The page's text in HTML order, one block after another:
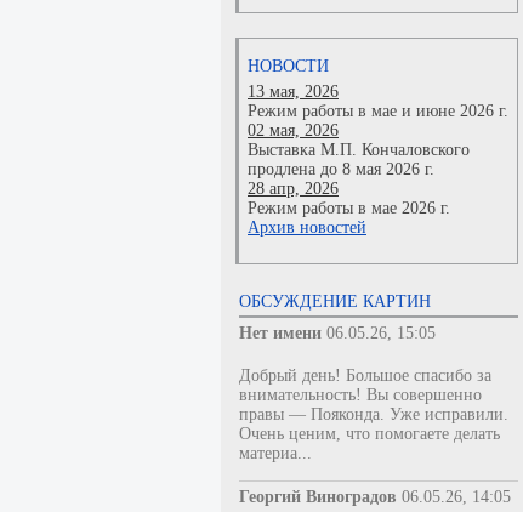
НОВОСТИ
13 мая, 2026
Режим работы в мае и июне 2026 г.
02 мая, 2026
Выставка М.П. Кончаловского
продлена до 8 мая 2026 г.
28 апр, 2026
Режим работы в мае 2026 г.
Архив новостей
ОБСУЖДЕНИЕ КАРТИН
Нет имени 06.05.26, 15:05
Добрый день! Большое спасибо за
внимательность! Вы совершенно
правы — Пояконда. Уже исправили.
Очень ценим, что помогаете делать
материа...
Георгий Виноградов 06.05.26, 14:05